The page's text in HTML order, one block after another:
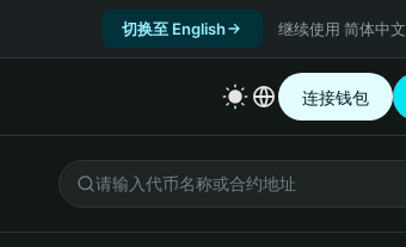
切换至 English 继续使用 简体中文
连接钱包